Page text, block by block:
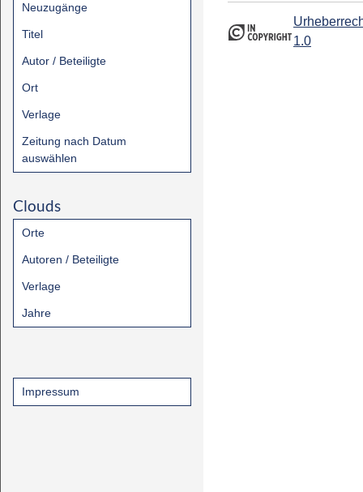
Neuzugänge
Titel
Autor / Beteiligte
Ort
Verlage
Zeitung nach Datum
auswählen
Clouds
Orte
Autoren / Beteiligte
Verlage
Jahre
Impressum
1.0